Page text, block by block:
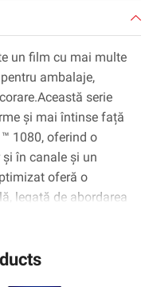
un film cu mai multe
ambalaje,
serie
și mai întinse față
1080, oferind o
în canale și un
oferă o
legată de abordarea
iar 3M ™ Comply ™